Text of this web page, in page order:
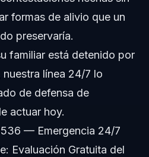
formas de alivio que un
preservaría.
familiar está detenido por
nuestra línea 24/7 lo
de defensa de
actuar hoy.
— Emergencia 24/7
Evaluación Gratuita del